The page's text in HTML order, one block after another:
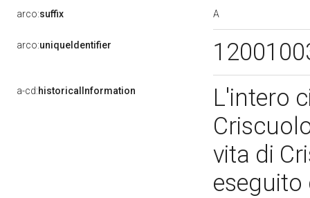
arco:suffix A
arco:uniqueIdentifier
a-cd:historicalInformation
L'intero
vita di
eseguito